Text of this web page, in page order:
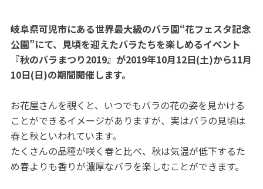
岐阜県可児市にある世界最大級のバラ園“花フェスタ記念
公園”にて、見頃を迎えたバラたちを楽しめるイベント
『秋のバラまつり2019』が2019年10月12日(土)から11月
10日(日)の期間開催します。
お花屋さんを覗くと、いつでもバラの花の姿を見かける
ことができるイメージがありますが、実はバラの見頃は
春と秋といわれています。
たくさんの品種が咲く春と比べ、秋は気温が低下するた
め春よりも香りが濃厚なバラを楽しむことができます。